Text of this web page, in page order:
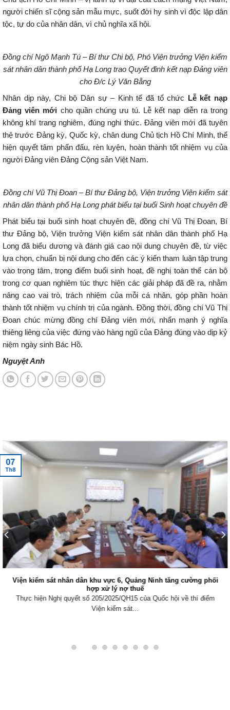
người chiến sĩ cộng sản mẫu mực, suốt đời hy sinh vì độc lập dân
tộc, tự do của nhân dân, vì chủ nghĩa xã hội.
Đồng chí Ngô Mạnh Tú – Bí thư Chi bộ, Phó Viện trưởng Viện kiểm
sát nhân dân thành phố Hạ Long trao Quyết đinh kết nạp Đảng viên
choĐ/c Lý Văn Bằng
Nhân dịp này, Chi bộ Dân sự – Kinh tế đã tổ chức Lễ kết nạp
Đảng viên mới cho quần chúng ưu tú. Lễ kết nạp diễn ra trong
không khí trang nghiêm, đúng nghi thức. Đảng viên mới đã tuyên
thệ trước Đảng kỳ, Quốc kỳ, chân dung Chủ tịch Hồ Chí Minh, thể
hiện quyết tâm phấn đấu, rèn luyện, hoàn thành tốt nhiệm vụ của
người Đảng viên Đảng Cộng sản Việt Nam.
Đồng chí Vũ Thị Đoan – Bí thư Đảng bộ, Viện trưởng Viện kiểm sát
nhân dân thành phố Hạ Long phát biểu tại buổi Sinh hoạt chuyên đề
Phát biểu tại buổi sinh hoạt chuyên đề, đồng chí Vũ Thị Đoan, Bí
thư Đảng bộ, Viện trưởng Viện kiểm sát nhân dân thành phố Hạ
Long đã biểu dương và đánh giá cao nội dung chuyên đề, từ việc
lựa chọn, chuẩn bị nội dung cho đến các ý kiến tham luận tập trung
vào trọng tâm, trọng điểm buổi sinh hoạt, đề nghị toàn thể cán bộ
trong cơ quan nghiêm túc thực hiện các giải pháp đã đề ra, nhằm
nâng cao vai trò, trách nhiệm của mỗi cá nhân, góp phần hoàn
thành tốt nhiệm vụ chính trị của ngành. Đồng thời, đồng chí Vũ Thị
Đoan chúc mừng đồng chí Đảng viên mới, nhấn mạnh ý nghĩa
thiêng liêng của việc đứng vào hàng ngũ của Đảng đúng vào dịp kỷ
niệm ngày sinh Bác Hồ.
Nguyệt Anh
Viện kiểm sát nhân dân khu vực 6, Quảng Ninh tăng cường phối
hợp xử lý nợ thuế
Thực hiện Nghị quyết số 205/2025/QH15 của Quốc hội về thí điểm
Viện kiểm sát...
07
Th8